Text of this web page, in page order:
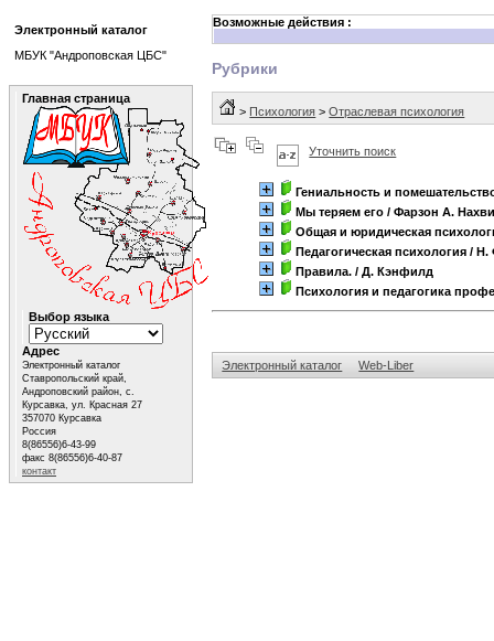
Возможные действия :
Рубрики
> Психология >Отраслевая психология
Уточнить поиск
Гениальность и
Мы теряем его / Фарзон А.
Общая и юридическая
Педагогическая психология / Н.
Правила. / Д. Кэнфилд
Психология и педагогика
Электронный каталог Web-Liber
Электронный каталог
МБУК "Андроповская ЦБС"
Главная страница
Выбор языка
Адрес
Электронный каталог
Ставропольский край,
Андроповский район, с.
Курсавка, ул. Красная 27
357070 Курсавка
Россия
8(86556)6-43-99
факс 8(86556)6-40-87
контакт